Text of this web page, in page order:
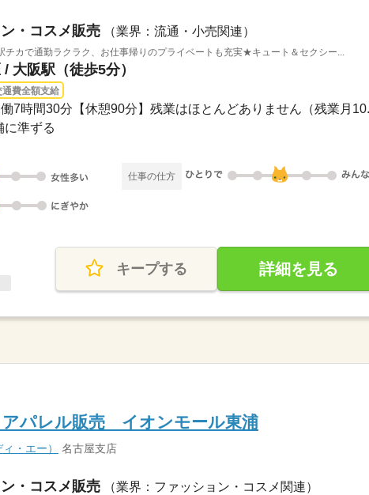
・コスメ販売 （業界：流通・小売関連）
チカで通勤ラクラク、お仕事帰りのプライベートも充実★キュート＆セクシー...
大阪駅（徒歩5分）
通費全額支給
7時間30分【休憩90分】残業はほとんどありません（残業月
に準ずる
仕事の仕方
キープする 詳細を見る
アパレル販売 イオンモール東浦
・エー） 名古屋支店
・コスメ販売 （業界：ファッション・コスメ関連）